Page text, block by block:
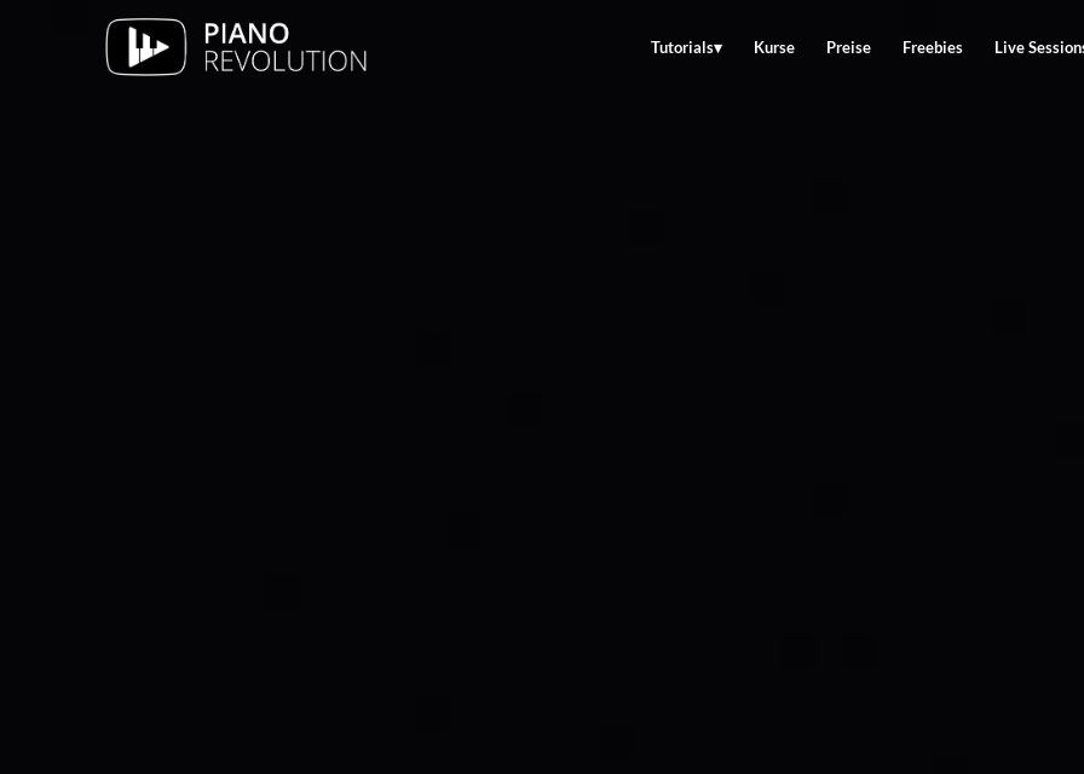
Tutorials Kurse Preise Freebies Live